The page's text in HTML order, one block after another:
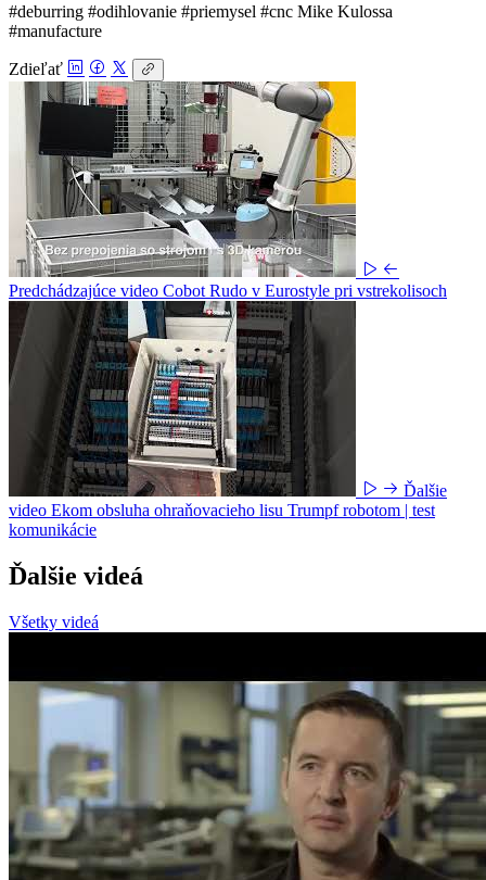
#deburring #odihlovanie #priemysel #cnc Mike Kulossa
#manufacture
Zdieľať
Predchádzajúce video Cobot Rudo v Eurostyle pri vstrekolisoch
Ďalšie
video Ekom obsluha ohraňovacieho lisu Trumpf robotom | test
komunikácie
Ďalšie videá
Všetky videá